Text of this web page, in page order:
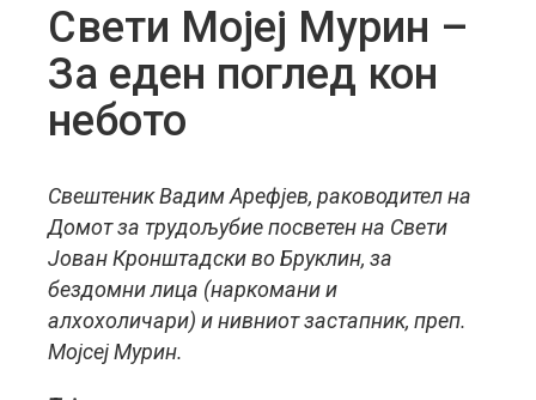
Свети Мојеј Мурин –
За еден поглед кон
небото
Свештеник Вадим Арефјев, раководител на
Домот за трудољубие посветен на Свети
Јован Кронштадски во Бруклин, за
бездомни лица (наркомани и
алхохоличари) и нивниот застапник, преп.
Мојсеј Мурин.